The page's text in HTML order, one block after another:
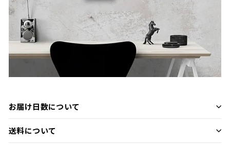
お届け日数について
送料について